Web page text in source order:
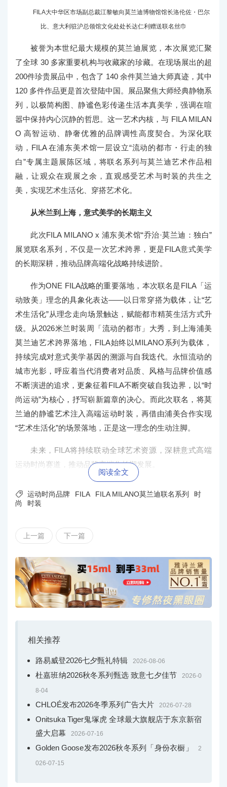
FILA大中华区市场副总裁江黎敏向莫兰迪博物馆馆长洛伦佐・巴尔
比、意大利驻沪总领馆文化处处长达仁利赠送联名丝巾
被誉为本世纪最大规模的莫兰迪展览，本次展览汇聚
了全球 30 多家重要机构与收藏家的珍藏。在现场展出的超
200件珍贵展品中，包含了 140 余件莫兰迪大师真迹，其中
120 多件作品更是首次登陆中国。展品聚焦大师经典静物系
列，以极简构图、静谧色彩传递生活本真美学，强调在喧
嚣中保持内心沉静的哲思。这一艺术内核，与 FILA MILAN
O 高智运动、静奢优雅的品牌调性高度契合。为深化联
动，FILA 在浦东美术馆一层设立“流动的都市・行走的独
白”专属主题展陈区域，将联名系列与莫兰迪艺术作品相
融，让观众在观展之余，直观感受艺术与时装的共生之
美，实现艺术生活化、穿搭艺术化。
从米兰到上海，意式美学的长期主义
此次FILA MILANO x 浦东美术馆“乔治·莫兰迪：独白”
展览联名系列，不仅是一次艺术跨界，更是FILA意式美学
的长期深耕，推动品牌高端化战略持续进阶。
作为ONE FILA战略的重要落地，本次联名是FILA「运
动致美」理念的具象化表达——以日常穿搭为载体，让“艺
术生活化”从理念走向场景触达，赋能都市精英生活方式升
级。从2026米兰时装周「流动的都市」大秀，到上海浦美
莫兰迪艺术跨界落地，FILA始终以MILANO系列为载体，
持续完成对意式美学基因的溯源与自我迭代。永恒流动的
城市光影，呼应着当代消费者对品质、风格与品牌价值感
不断演进的追求，更象征着FILA不断突破自我边界，以“时
尚运动”为核心，抒写崭新篇章的决心。而此次联名，将莫
兰迪的静谧艺术注入高端运动时装，再借由浦美合作实现
“艺术生活化”的场景落地，正是这一理念的生动注脚。
未来，FILA将持续联动全球艺术资源，深耕意式高端
运动时尚赛道，推动品牌高端化长期发展。
阅读全文
 运动时尚品牌 FILA FILA MILANO莫兰迪联名系列
时
尚
时装
上一篇 下一篇
相关推荐
路易威登2026七夕甄礼特辑 2026-08-06
杜嘉班纳2026秋冬系列甄选 致意七夕佳节 2026-0
8-04
CHLOÉ发布2026冬季系列广告大片 2026-07-28
Onitsuka Tiger鬼塚虎 全球最大旗舰店于东京新宿
盛大启幕
2026-07-16
Golden Goose发布2026秋冬系列「身份衣橱」 2
026-07-15